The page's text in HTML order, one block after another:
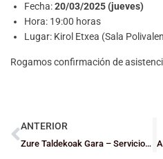
Fecha:20/03/2025 (jueves)
Hora: 19:00 horas
Lugar: Kirol Etxea (Sala
Rogamos confirmación de
ANTERIOR
Zure Taldekoak Gara – Servicio de atención ante el abuso y acoso sexual y acoso por razón de sexo en el deporte